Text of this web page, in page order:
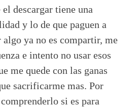
descargar tiene una
y lo de que paguen a
ya no es compartir, me
e intento no usar esos
me quede con las ganas
sacrificarme mas. Por
si es para